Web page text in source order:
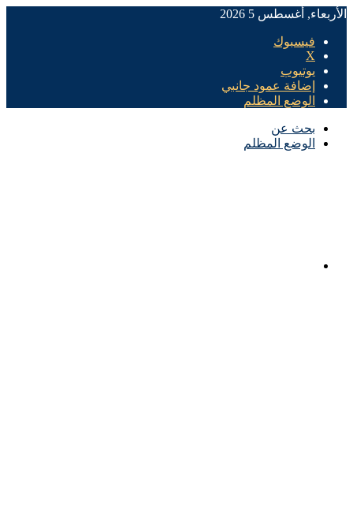
الأربعاء, أغسطس 5 2026
فيسبوك
X
يوتيوب
إضافة عمود جانبي
الوضع المظلم
بحث عن
الوضع المظلم